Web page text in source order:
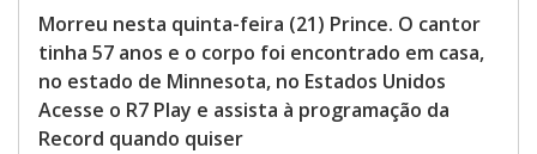
Morreu nesta quinta-feira (21) Prince. O cantor
tinha 57 anos e o corpo foi encontrado em casa,
no estado de Minnesota, no Estados Unidos
Acesse o R7 Play e assista à programação da
Record quando quiser